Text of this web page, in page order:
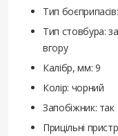
Тип
Тип стовбура:
вгору
Калібр, мм: 9
Колір: чорний
Запобіжник: так
Прицільні